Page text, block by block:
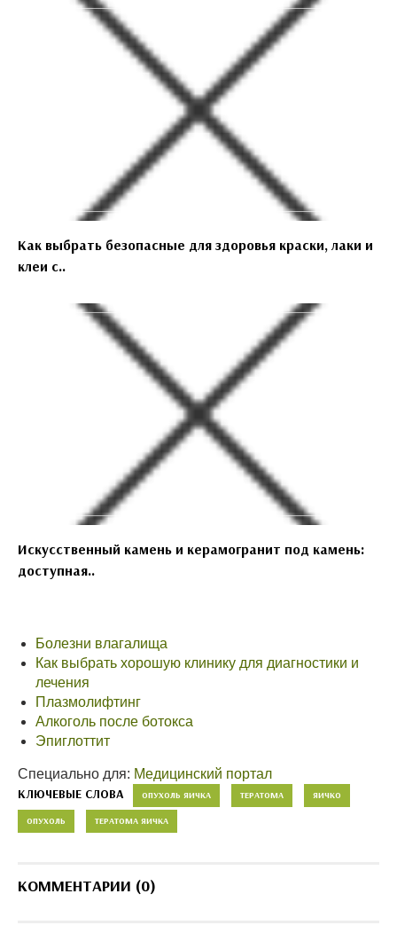
Как выбрать безопасные для здоровья краски, лаки и
клеи с..
Искусственный камень и керамогранит под камень:
доступная..
Болезни влагалища
Как выбрать хорошую клинику для диагностики и
лечения
Плазмолифтинг
Алкоголь после ботокса
Эпиглоттит
Специально для: Медицинский портал
КЛЮЧЕВЫЕ СЛОВА ОПУХОЛЬ ЯИЧКА ТЕРАТОМА ЯИЧКО
ОПУХОЛЬ ТЕРАТОМА ЯИЧКА
КОММЕНТАРИИ (0)